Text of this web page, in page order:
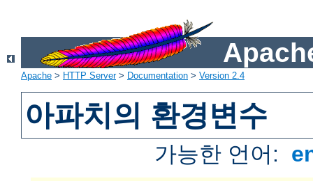
Apache > HTTP Server> Documentation > Version 2.4
아파치의 환경변수
가능한 언어: